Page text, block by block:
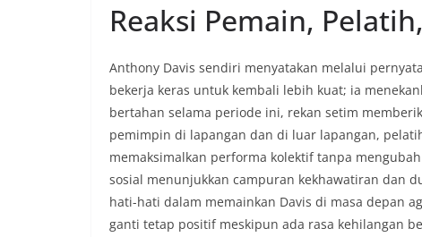
Reaksi Pemain,
Anthony Davis sendiri menyatakan melalui
bekerja keras untuk kembali lebih kuat; ia
bertahan selama periode ini, rekan setim
pemimpin di lapangan dan di luar lapangan,
memaksimalkan performa kolektif tanpa
sosial menunjukkan campuran kekhawatiran dan
hati-hati dalam memainkan Davis di masa depan
ganti tetap positif meskipun ada rasa kehilangan